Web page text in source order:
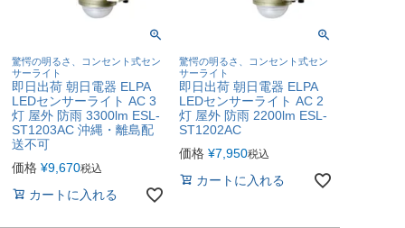
驚愕の明るさ、コンセント式セン
サーライト
即日出荷 朝日電器 ELPA
LEDセンサーライト AC 3
灯 屋外 防雨 3300lm ESL-
ST1203AC 沖縄・離島配
送不可
価格 ¥9,670税込
カートに入れる
驚愕の明るさ、コンセント式セン
サーライト
即日出荷 朝日電器 ELPA
LEDセンサーライト AC 2
灯 屋外 防雨 2200lm ESL-
ST1202AC
価格 ¥7,950税込
カートに入れる